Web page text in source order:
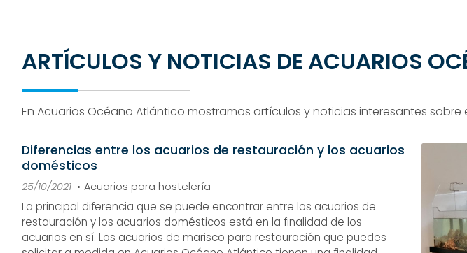
ARTÍCULOS Y NOTICIAS DE ACUARIOS
En Acuarios Océano Atlántico mostramos artículos y noticias interesantes
Diferencias entre los acuarios de restauración y los acuarios
domésticos
25/10/2021 Acuarios para hostelería
La principal diferencia que se puede encontrar entre los acuarios de
restauración y los acuarios domésticos está en la finalidad de los
acuarios en sí. Los acuarios de marisco para restauración que puedes